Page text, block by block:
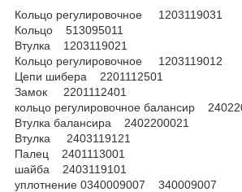
Кольцо регулировочное 1203119031
Кольцо 513095011
Втулка 1203119021
Кольцо регулировочное 1203119012
Цепи шибера 2201112501
Замок 2201112401
кольцо регулировочное балансир
Втулка балансира 2402200021
Втулка 2403119121
Палец 2401113001
шайба 2403119101
уплотнение 0340009007 340009007